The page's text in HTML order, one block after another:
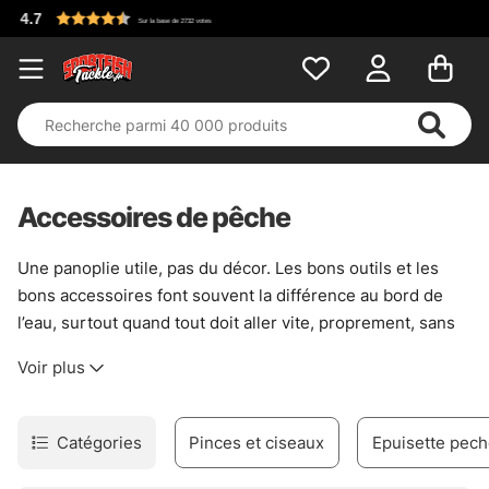
Accessoires de pêche
Une panoplie utile, pas du décor. Les bons outils et les
bons accessoires font souvent la différence au bord de
l’eau, surtout quand tout doit aller vite, proprement, sans
leurre, régler un moulinet ou éviter une petite galère qui
logique simple : être prêt, sans s’encombrer.
Ici, on trouve de quoi gérer le poisson avec soin,
Voir plus
Catégories Pinces et ciseaux Epuisette